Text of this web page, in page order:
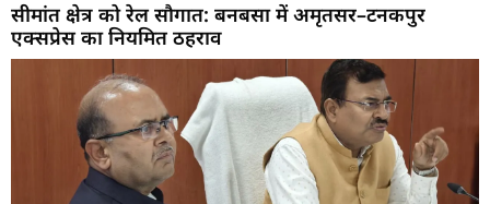
सीमांत क्षेत्र को रेल सौगात: बनबसा में अमृतसर–टनकपुर
एक्सप्रेस का नियमित ठहराव